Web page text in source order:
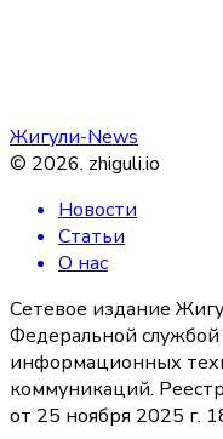
Жигули-News
© 2026. zhiguli.io
Новости
Статьи
О нас
Сетевое издание
Федеральной службой
информационных
коммуникаций.
от 25 ноября 2025 г.